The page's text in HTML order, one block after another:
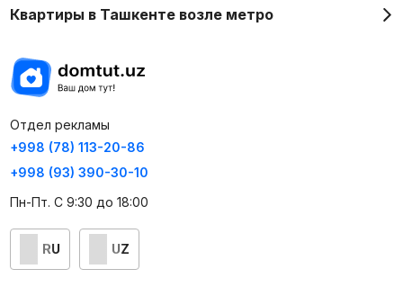
Квартиры в Ташкенте возле метро
Отдел рекламы
+998 (78) 113-20-86
+998 (93) 390-30-10
Пн-Пт. С 9:30 до 18:00
RU UZ